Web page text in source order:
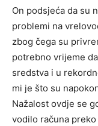
On podsjeća da su
problemi na
zbog čega su
potrebno vrijeme
sredstva i u
mi je što su
Nažalost ovdje se
vodilo računa